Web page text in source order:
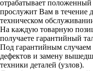
отрабатывает
прослужит Вам в течение
техническом
На каждую товарную
получаете гарантийный
Под гарантийным случаем
дефектов и замену
техники деталей (узлов).